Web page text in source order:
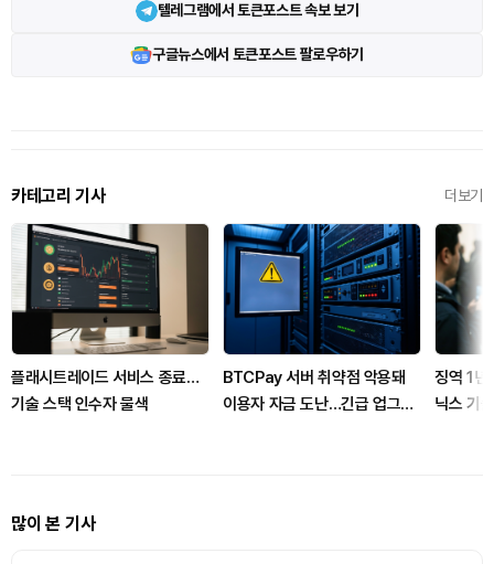
텔레그램에서 토큰포스트 속보 보기
구글뉴스에서 토큰포스트 팔로우하기
카테고리 기사 더보기
플래시트레이드 서비스 종료…
기술 스택 인수자 물색
BTCPay 서버 취약점 악용돼
이용자 자금 도난…긴급 업그레
징역 1
닉스 기
많이 본 기사